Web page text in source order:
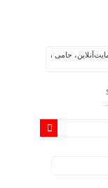
حامی همه مردم ایران »